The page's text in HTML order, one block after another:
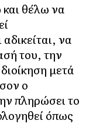
θέλω να
να
του, την
μετά
ο
πληρώσει το
όπως